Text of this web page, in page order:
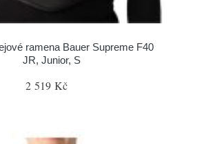
ramena Bauer Supreme F40
JR, Junior, S
2 519 Kč